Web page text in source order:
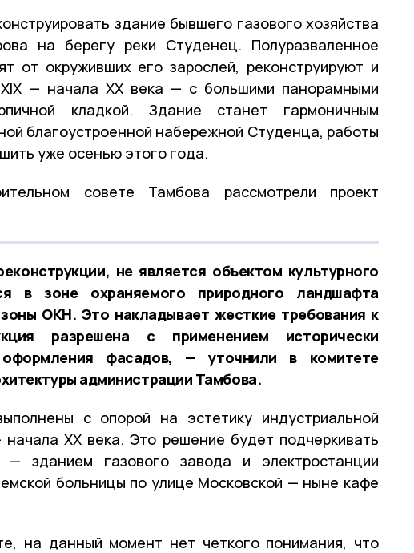
здание бывшего газового хозяйства
на берегу реки Студенец. Полуразваленное
от окруживших его зарослей, реконструируют и
— начала XX века — с большими панорамными
кладкой. Здание станет гармоничным
благоустроенной набережной Студенца, работы
уже осенью этого года.
совете Тамбова рассмотрели проект
не является объектом культурного
в зоне охраняемого природного ландшафта
ОКН. Это накладывает жесткие требования к
разрешена с применением исторически
фасадов, — уточнили в комитете
администрации Тамбова.
с опорой на эстетику индустриальной
начала XX века. Это решение будет подчеркивать
зданием газового завода и электростанции
больницы по улице Московской — ныне кафе
на данный момент нет четкого понимания, что